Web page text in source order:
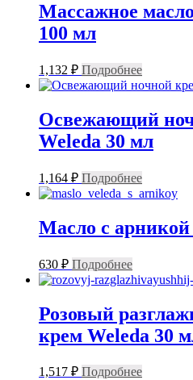
Массажное
100 мл
1,132 ₽ Подробнее
Освежающий
Weleda 30 мл
1,164 ₽ Подробнее
Масло с
630 ₽ Подробнее
Розовый
крем Weleda 30
1,517 ₽ Подробнее